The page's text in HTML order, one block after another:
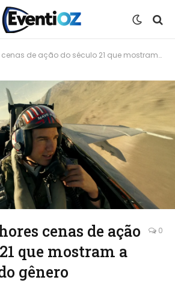
de ação do século 21 que mostram a evolução do gênero
cenas de ação
que mostram a
gênero
0